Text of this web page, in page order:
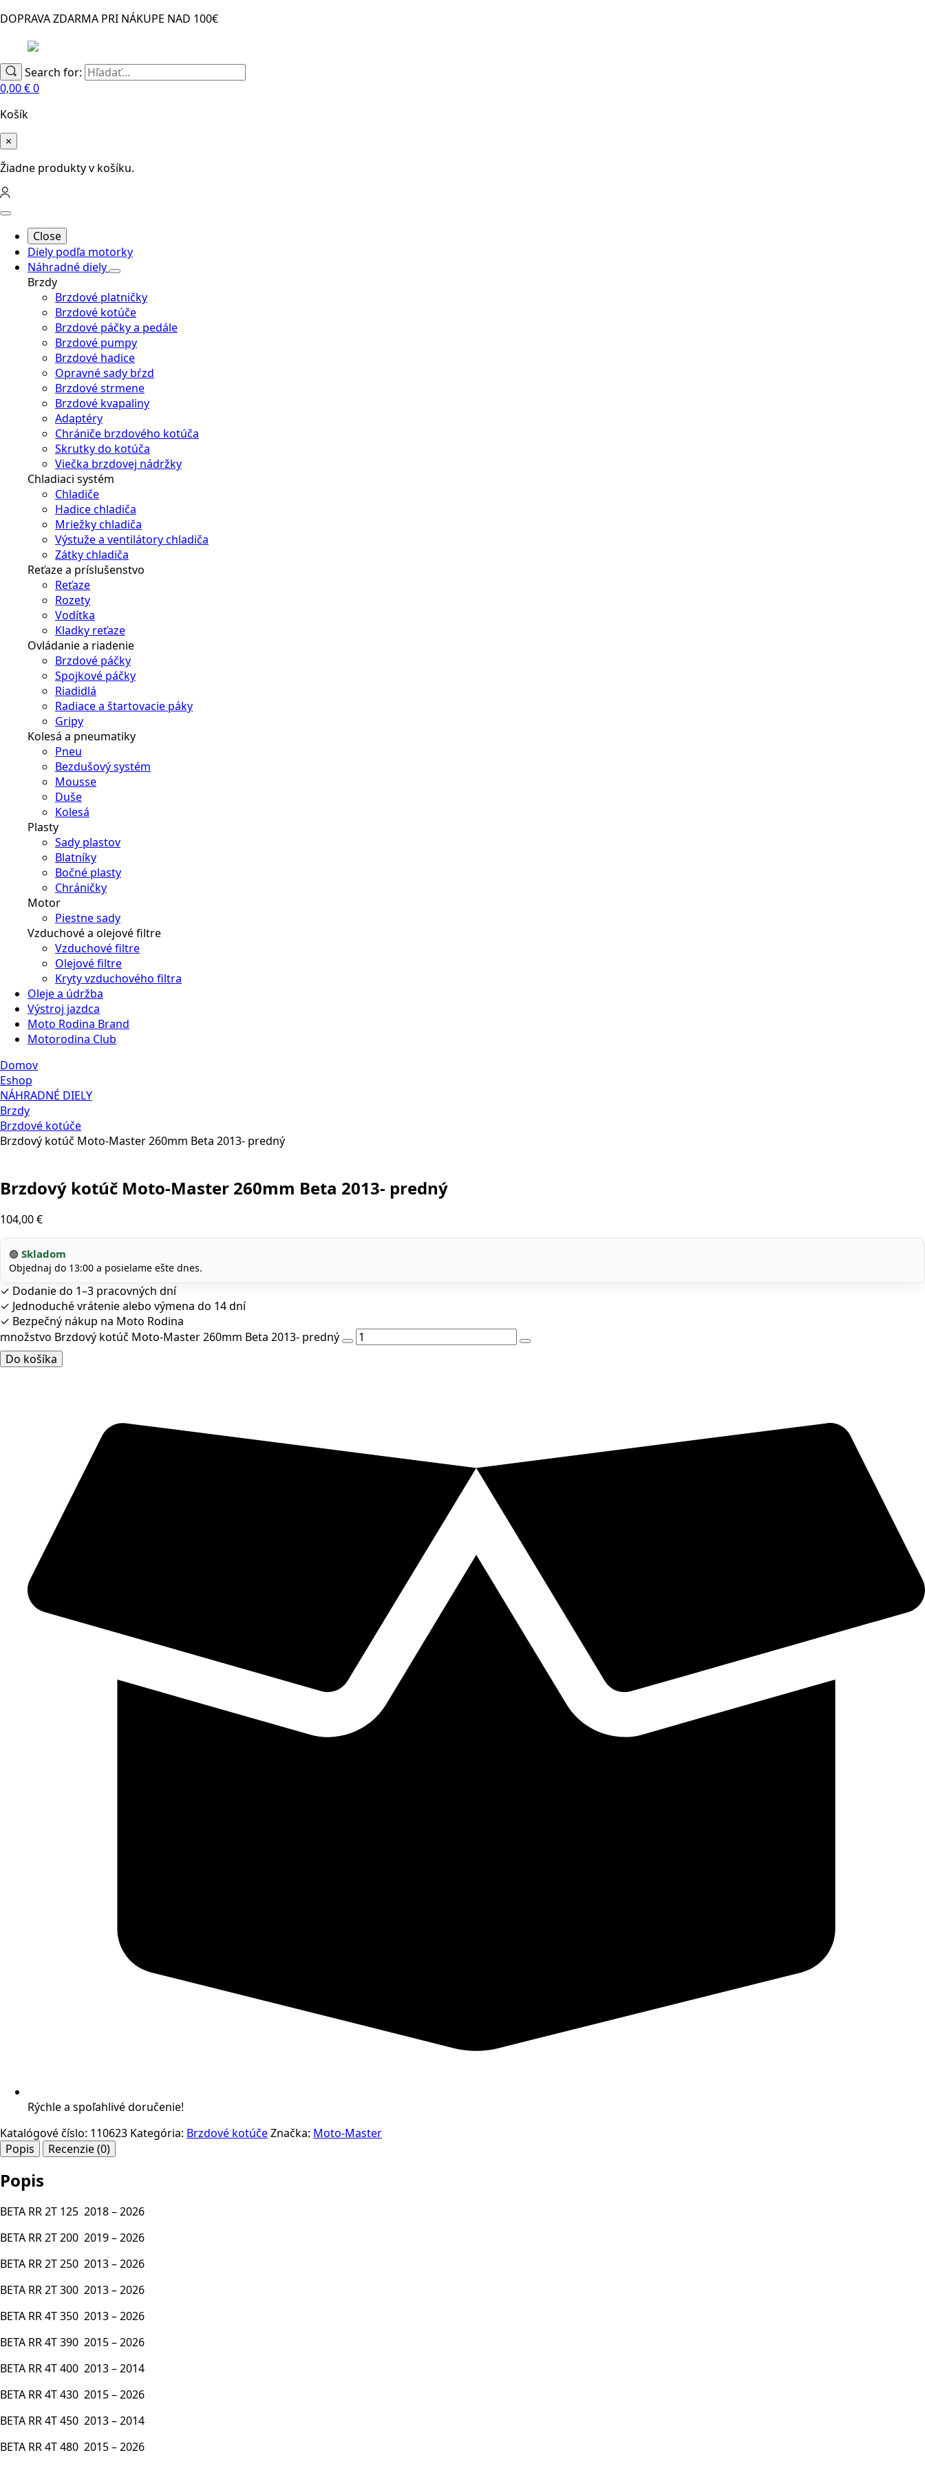
DOPRAVA ZDARMA PRI NÁKUPE NAD 100€
Search for:
0,00€0
Košík
×
Žiadne produkty v košíku.
Close
Diely podľa motorky
Náhradné diely
Brzdy
Brzdové platničky
Brzdové kotúče
Brzdové páčky a pedále
Brzdové pumpy
Brzdové hadice
Opravné sady bŕzd
Brzdové strmene
Brzdové kvapaliny
Adaptéry
Chrániče brzdového kotúča
Skrutky do kotúča
Viečka brzdovej nádržky
Chladiaci systém
Chladiče
Hadice chladiča
Mriežky chladiča
Výstuže a ventilátory chladiča
Zátky chladiča
Reťaze a príslušenstvo
Reťaze
Rozety
Vodítka
Kladky reťaze
Ovládanie a riadenie
Brzdové páčky
Spojkové páčky
Riadidlá
Radiace a štartovacie páky
Gripy
Kolesá a pneumatiky
Pneu
Bezdušový systém
Mousse
Duše
Kolesá
Plasty
Sady plastov
Blatníky
Bočné plasty
Chráničky
Motor
Piestne sady
Vzduchové a olejové filtre
Vzduchové filtre
Olejové filtre
Kryty vzduchového filtra
Oleje a údržba
Výstroj jazdca
Moto Rodina Brand
Motorodina Club
Domov
Eshop
NÁHRADNÉ DIELY
Brzdy
Brzdové kotúče
Brzdový kotúč Moto-Master 260mm Beta 2013- predný
Brzdový kotúč Moto-Master 260mm Beta 2013- predný
104,00€
🟢 Skladom
Objednaj do 13:00 a posielame ešte dnes.
✓ Dodanie do 1–3 pracovných dní
✓ Jednoduché vrátenie alebo výmena do 14 dní
✓ Bezpečný nákup na Moto Rodina
množstvo Brzdový kotúč Moto-Master 260mm Beta 2013- predný
Do košíka
Rýchle a spoľahlivé doručenie!
Katalógové číslo: 110623 Kategória: Brzdové kotúčeZnačka: Moto-Master
Popis
Recenzie (0)
Popis
BETA RR 2T 125 2018 – 2026
BETA RR 2T 200 2019 – 2026
BETA RR 2T 250 2013 – 2026
BETA RR 2T 300 2013 – 2026
BETA RR 4T 350 2013 – 2026
BETA RR 4T 390 2015 – 2026
BETA RR 4T 400 2013 – 2014
BETA RR 4T 430 2015 – 2026
BETA RR 4T 450 2013 – 2014
BETA RR 4T 480 2015 – 2026